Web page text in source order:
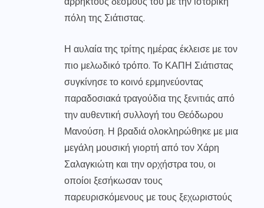
πόλη της Σιάτιστας.
Η αυλαία της τρίτης ημέρας έκλεισε με τον
πιο μελωδικό τρόπο. Το ΚΑΠΗ Σιάτιστας
συγκίνησε το κοινό ερμηνεύοντας
παραδοσιακά τραγούδια της ξενιτιάς από
την αυθεντική συλλογή του Θεόδωρου
Μανούση. Η βραδιά ολοκληρώθηκε με μια
μεγάλη μουσική γιορτή από τον Χάρη
Σαλαγκιώτη και την ορχήστρα του, οι
οποίοι ξεσήκωσαν τους
παρευρισκόμενους με τους ξεχωριστούς